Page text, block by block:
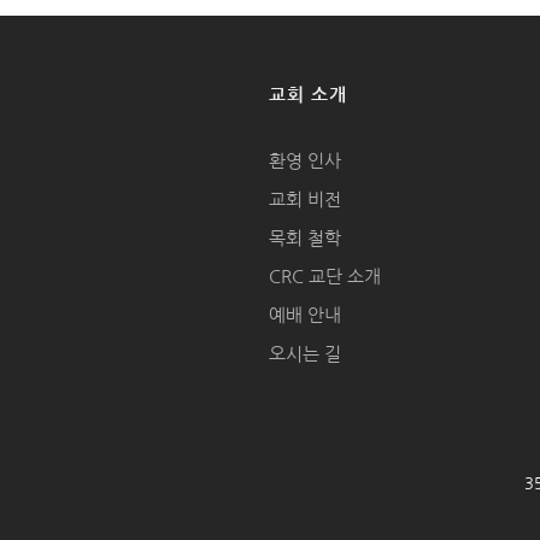
교회 소개
환영 인사
교회 비전
목회 철학
CRC 교단 소개
예배 안내
오시는 길